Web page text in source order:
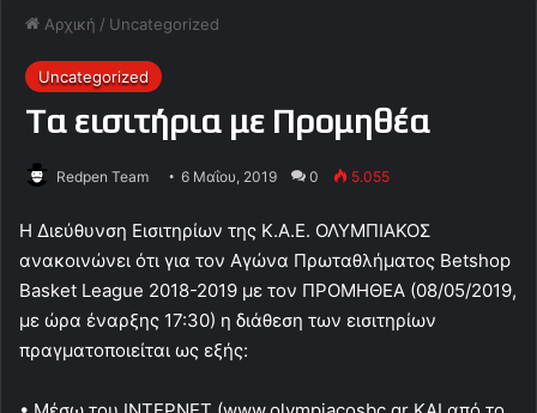
Αρχική / Uncategorized
Uncategorized
Tα εισιτήρια με Προμηθέα
Redpen Team 6 Μαΐου, 2019 0 5.055
Η Διεύθυνση Εισιτηρίων της Κ.Α.Ε. ΟΛΥΜΠΙΑΚΟΣ
ανακοινώνει ότι για τον Αγώνα Πρωταθλήματος Betshop
Basket League 2018-2019 με τον ΠΡΟΜΗΘΕΑ (08/05/2019,
με ώρα έναρξης 17:30) η διάθεση των εισιτηρίων
πραγματοποιείται ως εξής: